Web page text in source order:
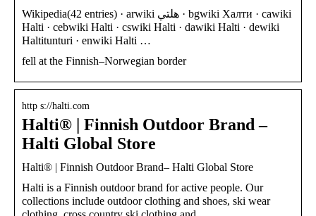
Wikipedia(42 entries) · arwiki هلتي · bgwiki Халти · cawiki
Halti · cebwiki Halti · cswiki Halti · dawiki Halti · dewiki
Haltitunturi · enwiki Halti …
fell at the Finnish–Norwegian border
http s://halti.com
Halti® | Finnish Outdoor Brand –
Halti Global Store
Halti® | Finnish Outdoor Brand– Halti Global Store
Halti is a Finnish outdoor brand for active people. Our
collections include outdoor clothing and shoes, ski wear